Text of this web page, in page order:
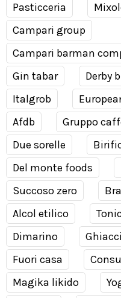
Pasticceria
Campari group
Campari barman
Gin tabar
Derby
Italgrob
Afdb
Gruppo
Due sorelle
Del monte foods
Succoso zero
Alcol etilico
Dimarino
Fuori casa
Magika likido